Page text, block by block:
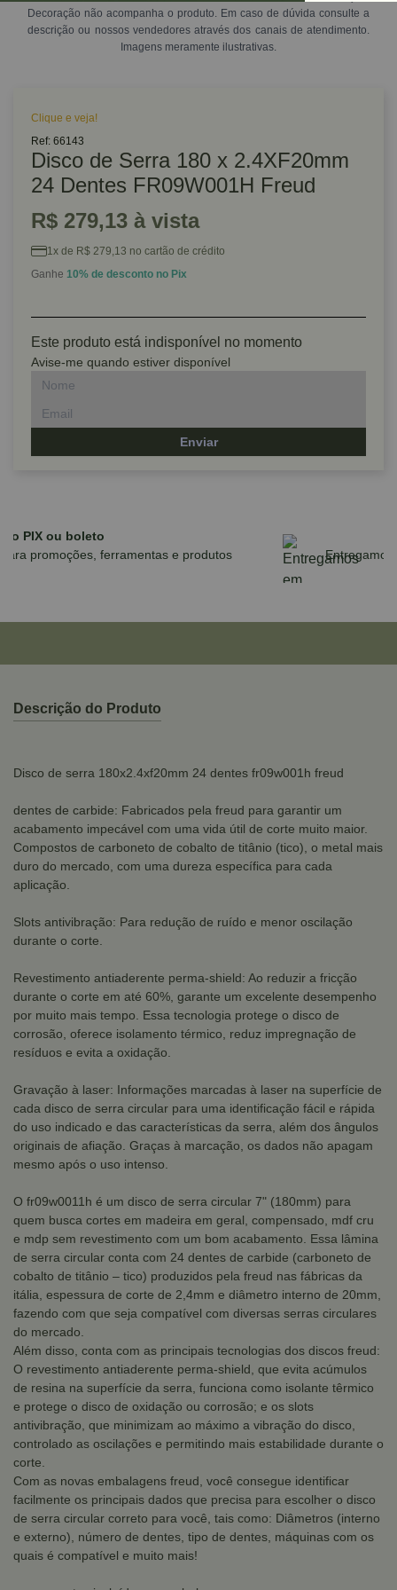
Decoração não acompanha o produto. Em caso de dúvida consulte a
descrição ou nossos vendedores através dos canais de atendimento.
Imagens meramente ilustrativas.
Clique e veja!
Ref: 66143
Disco de Serra 180 x 2.4XF20mm
24 Dentes FR09W001H Freud
R$ 279,13 à vista
1x de R$ 279,13 no cartão de crédito
Ganhe 10% de desconto no Pix
Este produto está indisponível no momento
Avise-me quando estiver disponível
Enviar
Parcele em até 10x sem juros no cartão
para compras acima de R$590,00
Descrição do Produto
Disco de serra 180x2.4xf20mm 24 dentes fr09w001h freud
dentes de carbide: Fabricados pela freud para garantir um
acabamento impecável com uma vida útil de corte muito maior.
Compostos de carboneto de cobalto de titânio (tico), o metal mais
duro do mercado, com uma dureza específica para cada
aplicação.
Slots antivibração: Para redução de ruído e menor oscilação
durante o corte.
Revestimento antiaderente perma-shield: Ao reduzir a fricção
durante o corte em até 60%, garante um excelente desempenho
por muito mais tempo. Essa tecnologia protege o disco de
corrosão, oferece isolamento térmico, reduz impregnação de
resíduos e evita a oxidação.
Gravação à laser: Informações marcadas à laser na superfície de
cada disco de serra circular para uma identificação fácil e rápida
do uso indicado e das características da serra, além dos ângulos
originais de afiação. Graças à marcação, os dados não apagam
mesmo após o uso intenso.
O fr09w0011h é um disco de serra circular 7" (180mm) para
quem busca cortes em madeira em geral, compensado, mdf cru
e mdp sem revestimento com um bom acabamento. Essa lâmina
de serra circular conta com 24 dentes de carbide (carboneto de
cobalto de titânio – tico) produzidos pela freud nas fábricas da
itália, espessura de corte de 2,4mm e diâmetro interno de 20mm,
fazendo com que seja compatível com diversas serras circulares
do mercado.
Além disso, conta com as principais tecnologias dos discos freud:
O revestimento antiaderente perma-shield, que evita acúmulos
de resina na superfície da serra, funciona como isolante têrmico
e protege o disco de oxidação ou corrosão; e os slots
antivibração, que minimizam ao máximo a vibração do disco,
controlado as oscilações e permitindo mais estabilidade durante o
corte.
Com as novas embalagens freud, você consegue identificar
facilmente os principais dados que precisa para escolher o disco
de serra circular correto para você, tais como: Diâmetros (interno
e externo), número de dentes, tipo de dentes, máquinas com os
quais é compatível e muito mais!